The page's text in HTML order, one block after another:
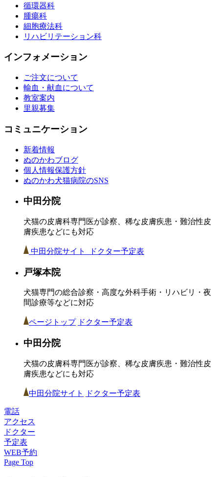
循環器科
腫瘍科
細胞療法科
リハビリテーション科
インフォメーション
ご注文について
輸血・献血について
教室案内
里親募集
コミュニケーション
新着情報
ぬのかわブログ
個人情報保護方針
ぬのかわ犬猫病院のSNS
中田分院
犬猫の皮膚科専門医が診察、稀な皮膚疾患・難治性皮
膚疾患などにも対応
中田分院サイト ドクター予定表
戸塚本院
犬猫専門の総合診察・高度な外科手術・リハビリ・夜
間診療等などに対応
ページトップ ドクター予定表
中田分院
犬猫の皮膚科専門医が診察、稀な皮膚疾患・難治性皮
膚疾患などにも対応
中田分院サイト ドクター予定表
電話
アクセス
ドクター
予定表
WEB予約
Page Top